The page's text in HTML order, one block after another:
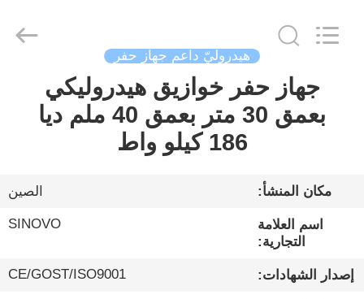
الصفحة
الرئيسية
عرض
الافتراضي
Sinovo
Heavy
هيدروليّ داعم جهاز حفر
جهاز حفر خوازيق هيدروليكي
بعمق 30 متر بعمق 40 ملم ديا
186 كيلو واط
مكان المنشأ: الصين
اسم العلامة
التجارية:
SINOVO
إصدار الشهادات: CE/GOST/ISO9001